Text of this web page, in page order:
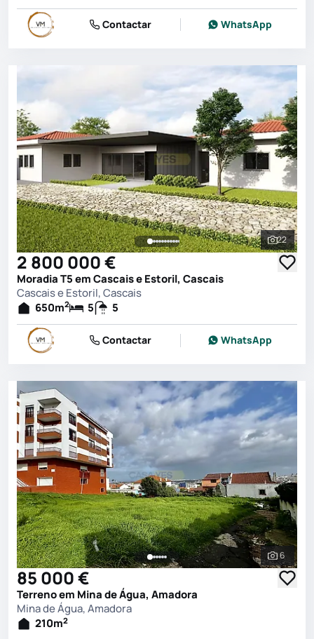
Contactar WhatsApp
Ver
22
2 800 000 €
Moradia T5 em Cascais e Estoril, Cascais
Cascais e Estoril, Cascais
650m2 5 5
Contactar WhatsApp
Ver
6
85 000 €
Terreno em Mina de Água, Amadora
Mina de Água, Amadora
210m2